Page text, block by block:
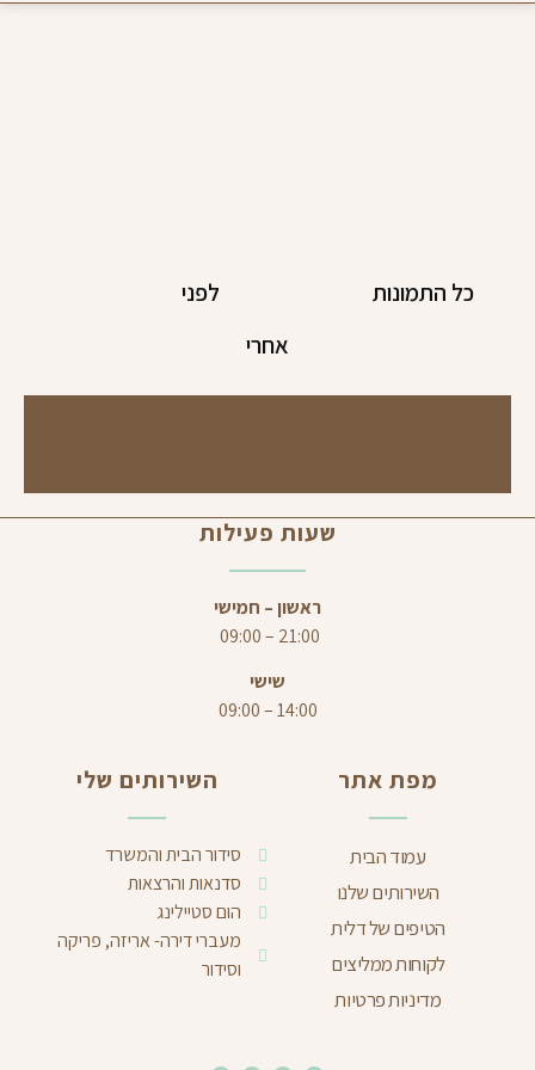
כל התמונות
לפני
אחרי
שעות פעילות
ראשון – חמישי
21:00 – 09:00
שישי
14:00 – 09:00
מפת אתר
עמוד הבית
השירותים שלנו
הטיפים של דלית
לקוחות ממליצים
מדיניות פרטיות
השירותים שלי
סידור הבית והמשרד
סדנאות והרצאות
הום סטיילינג
מעברי דירה- אריזה, פריקה
וסידור